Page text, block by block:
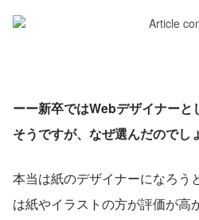
ーー新卒ではWebデザイナーと
そうですが、なぜ選んだのでし
本当は紙のデザイナーになろう
は紙やイラストの方が評価が高